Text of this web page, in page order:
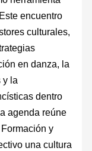
encuentro
culturales,
en danza, la
y la
dentro
agenda reúne
y
una cultura